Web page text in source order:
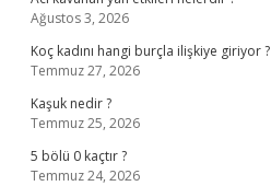
Ağustos 3, 2026
Koç kadını hangi burçla ilişkiye giriyor ?
Temmuz 27, 2026
Kaşuk nedir ?
Temmuz 25, 2026
5 bölü 0 kaçtır ?
Temmuz 24, 2026